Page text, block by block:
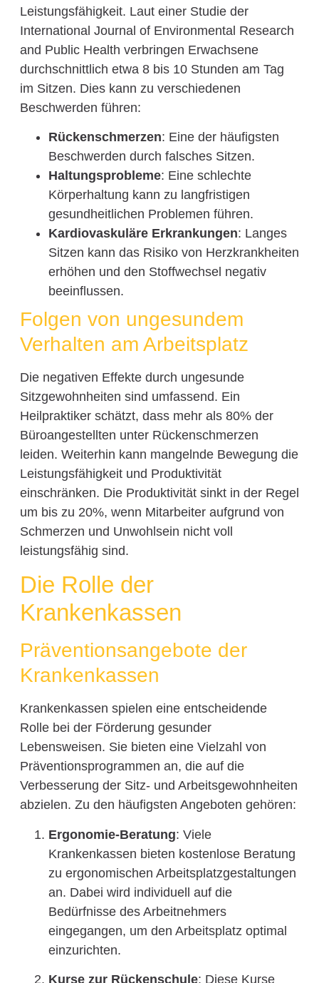
Leistungsfähigkeit. Laut einer Studie der
International Journal of Environmental Research
and Public Health verbringen Erwachsene
durchschnittlich etwa 8 bis 10 Stunden am Tag
im Sitzen. Dies kann zu verschiedenen
Beschwerden führen:
Rückenschmerzen: Eine der häufigsten
Beschwerden durch falsches Sitzen.
Haltungsprobleme: Eine schlechte
Körperhaltung kann zu langfristigen
gesundheitlichen Problemen führen.
Kardiovaskuläre Erkrankungen: Langes
Sitzen kann das Risiko von Herzkrankheiten
erhöhen und den Stoffwechsel negativ
beeinflussen.
Folgen von ungesundem
Verhalten am Arbeitsplatz
Die negativen Effekte durch ungesunde
Sitzgewohnheiten sind umfassend. Ein
Heilpraktiker schätzt, dass mehr als 80% der
Büroangestellten unter Rückenschmerzen
leiden. Weiterhin kann mangelnde Bewegung die
Leistungsfähigkeit und Produktivität
einschränken. Die Produktivität sinkt in der Regel
um bis zu 20%, wenn Mitarbeiter aufgrund von
Schmerzen und Unwohlsein nicht voll
leistungsfähig sind.
Die Rolle der
Krankenkassen
Präventionsangebote der
Krankenkassen
Krankenkassen spielen eine entscheidende
Rolle bei der Förderung gesunder
Lebensweisen. Sie bieten eine Vielzahl von
Präventionsprogrammen an, die auf die
Verbesserung der Sitz- und Arbeitsgewohnheiten
abzielen. Zu den häufigsten Angeboten gehören:
Ergonomie-Beratung: Viele
Krankenkassen bieten kostenlose Beratung
zu ergonomischen Arbeitsplatzgestaltungen
an. Dabei wird individuell auf die
Bedürfnisse des Arbeitnehmers
eingegangen, um den Arbeitsplatz optimal
einzurichten.
Kurse zur Rückenschule: Diese Kurse